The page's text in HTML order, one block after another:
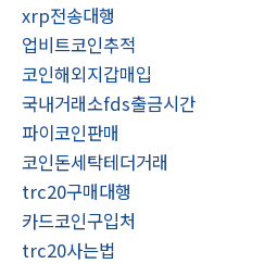
xrp전송대행
업비트코인추적
코인해외지갑매입
국내거래소fds출금시간
파이코인판매
코인돈세탁테더거래
trc20구매대행
카드코인구입처
trc20사는법